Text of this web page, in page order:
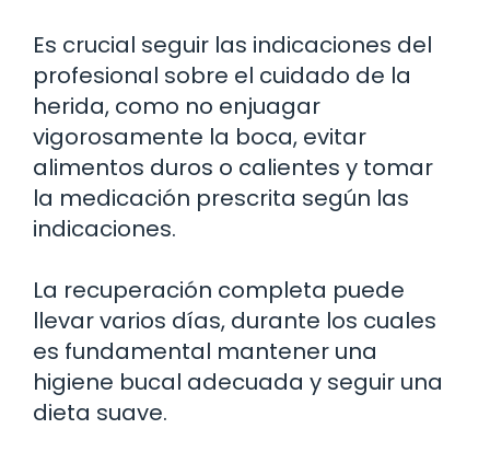
Es crucial seguir las indicaciones del
profesional sobre el cuidado de la
herida, como no enjuagar
vigorosamente la boca, evitar
alimentos duros o calientes y tomar
la medicación prescrita según las
indicaciones.
La recuperación completa puede
llevar varios días, durante los cuales
es fundamental mantener una
higiene bucal adecuada y seguir una
dieta suave.